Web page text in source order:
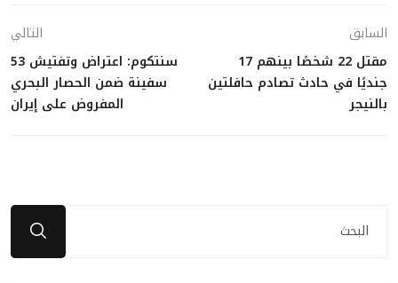
السابق
مقتل 22 شخصًا بينهم 17
جنديًا في حادث تصادم حافلتين
بالنيجر
التالي
سنتكوم: اعتراض وتفتيش 53
سفينة ضمن الحصار البحري
المفروض على إيران